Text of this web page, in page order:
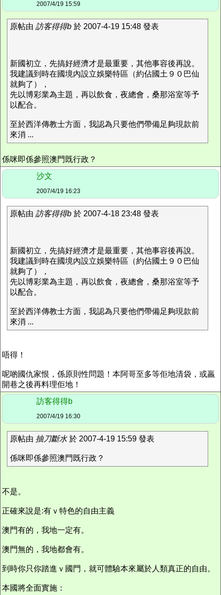
2007/4/19 15:59
原帖由 訪客得得b 於 2007-4-19 15:48 發表
新國初立，先搞好經濟才是最重要，其他事容後再說。
我建議到時在國境內設立娛樂特區（約佔國土９０巴仙
就夠了），
先以博彩業為主題，再以飲食，夜總會，桑那浴室等予
以配合。
至於西洋傳教士方面，我認為只要他們帶備足夠現款前
來消 ...
係咪即係參照澳門既行政？
沙文
2007/4/19 16:23
原帖由 訪客得得b 於 2007-4-18 23:48 發表
新國初立，先搞好經濟才是最重要，其他事容後再說。
我建議到時在國境內設立娛樂特區（約佔國土９０巴仙
就夠了），
先以博彩業為主題，再以飲食，夜總會，桑那浴室等予
以配合。
至於西洋傳教士方面，我認為只要他們帶備足夠現款前
來消 ...
唔得！
呢啲國仇家恨，係原則性問題！本阿哥至多等佢地清袋，或羸
開巷之後再料理佢地！
訪客得得b
2007/4/19 16:30
原帖由 抽刀斷水於 2007-4-19 15:59 發表
係咪即係參照澳門既行政？
不是。
正確來說是:有ｖ特色的自由主義
澳門有的，我地一定有。
澳門無的，我地都會有。
到時你只你踏進ｖ國門，就可體驗本來屬於人類真正的自由。
本國將全面實施：